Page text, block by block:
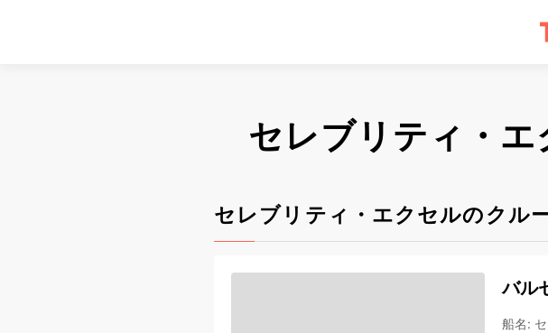
セレブリティ・
セレブリティ・エクセルのクル
バル
船名: